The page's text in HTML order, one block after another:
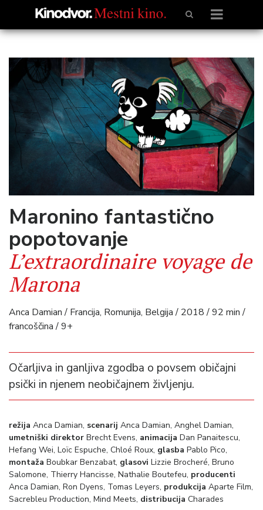
Maronino fantastično
popotovanje
L’extraordinaire voyage de
Marona
Anca Damian / Francija, Romunija, Belgija / 2018 / 92 min /
francoščina / 9+
Očarljiva in ganljiva zgodba o povsem običajni
psički in njenem neobičajnem življenju.
režija Anca Damian, scenarij Anca Damian, Anghel Damian,
umetniški direktor Brecht Evens, animacija Dan Panaitescu,
Hefang Wei, Loïc Espuche, Chloé Roux, glasba Pablo Pico,
montaža Boubkar Benzabat, glasovi Lizzie Brocheré, Bruno
Salomone, Thierry Hancisse, Nathalie Boutefeu, producenti
Anca Damian, Ron Dyens, Tomas Leyers, produkcija Aparte Film,
Sacrebleu Production, Mind Meets, distribucija Charades